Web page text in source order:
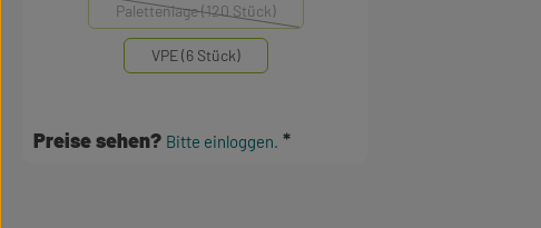
Palettenlage (120 Stück)
(Diese Option ist zurzeit nicht verfügbar.)
VPE (6 Stück)
Preise sehen? Bitte einloggen.